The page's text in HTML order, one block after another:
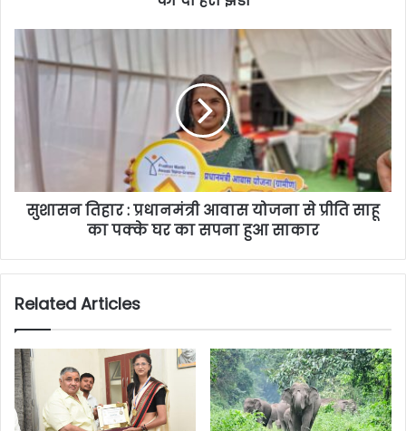
सुशासन तिहार : प्रधानमंत्री आवास योजना से प्रीति साहू
का पक्के घर का सपना हुआ साकार
Related Articles